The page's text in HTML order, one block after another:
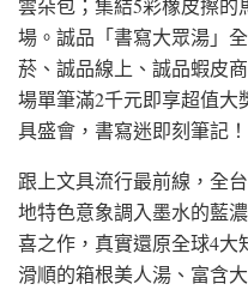
場。誠品「書寫大眾湯」
菸、誠品線上、誠品蝦皮
場單筆滿2千元即享超值
具盛會，書寫迷即刻筆記！
跟上文具流行最前線，全
地特色意象調入墨水的藍
喜之作，真實還原全球4
滑順的箱根美人湯、富含